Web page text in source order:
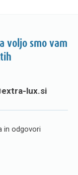
voljo smo vam
lux.si
in odgovori